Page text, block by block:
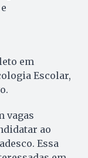
em
Escolar,
vagas
ao
Essa